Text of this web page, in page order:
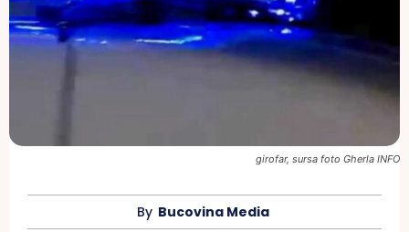
girofar, sursa foto Gherla INFO
By Bucovina Media